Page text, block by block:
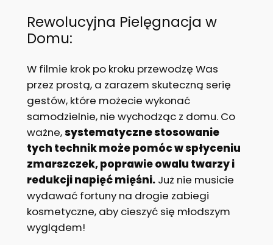
Rewolucyjna Pielęgnacja w
Domu:
W filmie krok po kroku przewodzę Was
przez prostą, a zarazem skuteczną serię
gestów, które możecie wykonać
samodzielnie, nie wychodząc z domu. Co
ważne,systematyczne stosowanie
tych technik może pomóc w spłyceniu
zmarszczek, poprawie owalu twarzy i
redukcji napięć mięśni.Już nie musicie
wydawać fortuny na drogie zabiegi
kosmetyczne, aby cieszyć się młodszym
wyglądem!